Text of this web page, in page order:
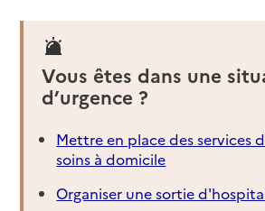
Vous êtes dans une
d’urgence ?
Mettre en place des services
soins à domicile
Organiser une sortie